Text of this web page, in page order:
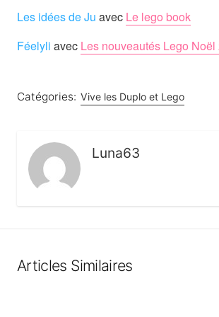
Les idées de Ju avec Le lego book
Féelyli avec Les nouveautés Lego Noël
Catégories: Vive les Duplo et Lego
Luna63
Articles Similaires